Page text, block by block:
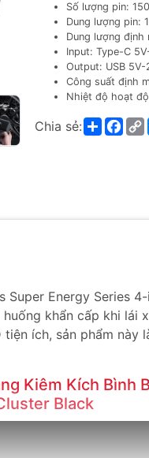
Số lượng pin:
Dung lượng pin:
Dung lượng định
Input: Type-C
Output: USB 5V-
Công suất định
Nhiệt độ hoạt
Chia sẻ: Share
Super Energy Series
khẩn cấp khi lái
ích, sản phẩm này
Kiêm Kích Bình
Black